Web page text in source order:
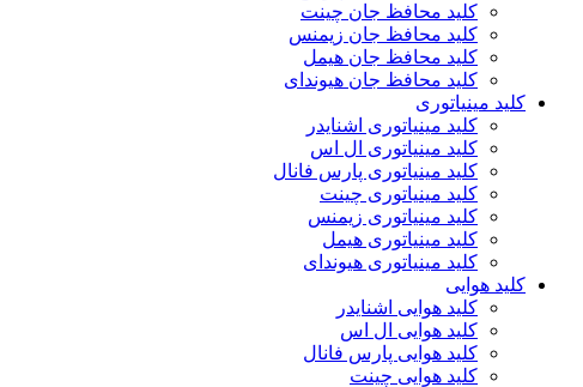
کلید محافظ جان چینت
کلید محافظ جان زیمنس
کلید محافظ جان هیمل
کلید محافظ جان هیوندای
کلید مینیاتوری
کلید مینیاتوری اشنایدر
کلید مینیاتوری ال اس
کلید مینیاتوری پارس فانال
کلید مینیاتوری چینت
کلید مینیاتوری زیمنس
کلید مینیاتوری هیمل
کلید مینیاتوری هیوندای
کلید هوایی
کلید هوایی اشنایدر
کلید هوایی ال اس
کلید هوایی پارس فانال
کلید هوایی چینت